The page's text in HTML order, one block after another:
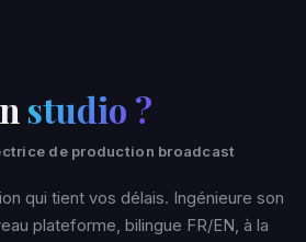
studio ?
de production broadcast
qui tient vos délais. Ingénieure son
plateforme, bilingue FR/EN, à la